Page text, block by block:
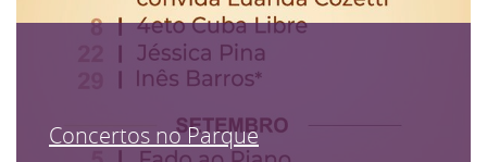
Concertos no Parque